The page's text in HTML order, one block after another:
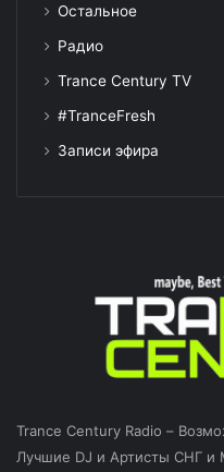
Остальное
Радио
Trance Century TV
#TranceFresh
Записи эфира
Trance Century Radio –
Лучшие DJ и Артисты СНГ и